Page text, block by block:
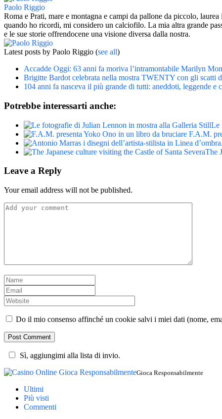
Paolo Riggio
Roma e Prati, mare e montagna e campi da pallone da piccolo,
quando ho ricordi, mi considero un calciofilo. La mia altra grande
e le sue storie offrendocene una visione diversa dalla nostra.
Latest posts by Paolo Riggio (see all)
Accadde Oggi: 63 anni fa moriva l’intramontabile Marilyn
Brigitte Bardot celebrata nella mostra TWENTY con gli scatti
104 anni fa nasceva il più grande di tutti: aneddoti, leggende e
Potrebbe interessarti anche:
Le
F.A.M.
The
Leave a Reply
Your email address will not be published.
Do il mio consenso affinché un cookie salvi i miei dati (nome,
Sì, aggiungimi alla lista di invio.
Gioca Responsabilmente
Ultimi
Più visti
Commenti